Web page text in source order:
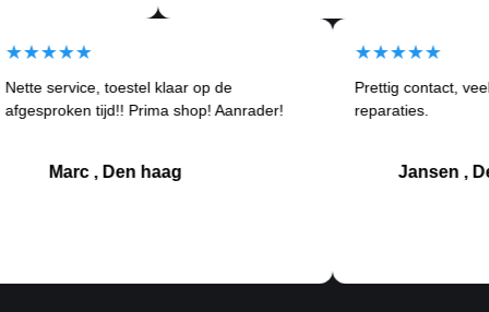
★★★★★
Nette service, toestel klaar op de
afgesproken tijd!! Prima shop! Aanrader!
Marc , Den haag
Prettig
reparaties.